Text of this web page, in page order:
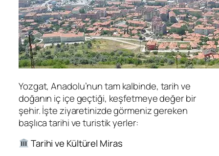
Yozgat, Anadolu’nun tam kalbinde, tarih ve
doğanın iç içe geçtiği, keşfetmeye değer bir
şehir. İşte ziyaretinizde görmeniz gereken
başlıca tarihi ve turistik yerler:
Tarihi ve Kültürel Miras